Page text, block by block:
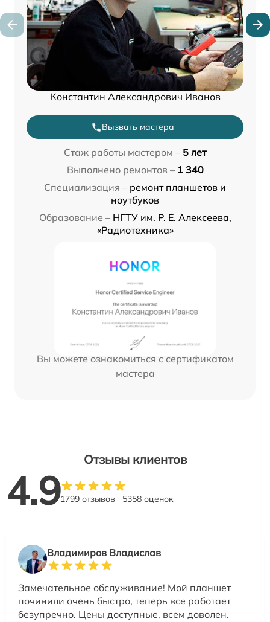
Константин Александрович Иванов
Вызвать мастера
Стаж работы мастером – 5 лет
Выполнено ремонтов – 1 340
Специализация – ремонт планшетов и
ноутбуков
Образование – НГТУ им. Р. Е. Алексеева,
«Радиотехника»
Вы можете ознакомиться с сертификатом
мастера
Отзывы клиентов
4.91799 отзывов 5358 оценок
Владимиров Владислав
Замечательное обслуживание! Мой планшет
починили очень быстро, теперь все работает
безупречно. Цены доступные, всем доволен.